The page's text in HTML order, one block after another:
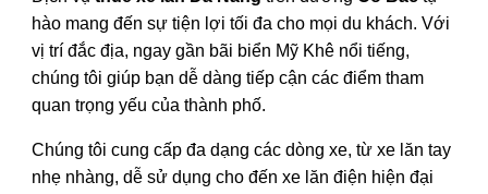
hào mang đến sự tiện lợi tối đa cho mọi du khách. Với
vị trí đắc địa, ngay gần bãi biển Mỹ Khê nổi tiếng,
chúng tôi giúp bạn dễ dàng tiếp cận các điểm tham
quan trọng yếu của thành phố.
Chúng tôi cung cấp đa dạng các dòng xe, từ xe lăn tay
nhẹ nhàng, dễ sử dụng cho đến xe lăn điện hiện đại